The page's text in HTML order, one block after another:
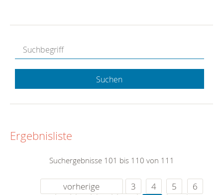
Suchen
Ergebnisliste
Suchergebnisse 101 bis 110 von 111
vorherige 3 4 5
6